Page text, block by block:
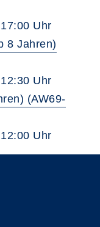
Uhr
8 Jahren)
Uhr
(AW69-
Uhr